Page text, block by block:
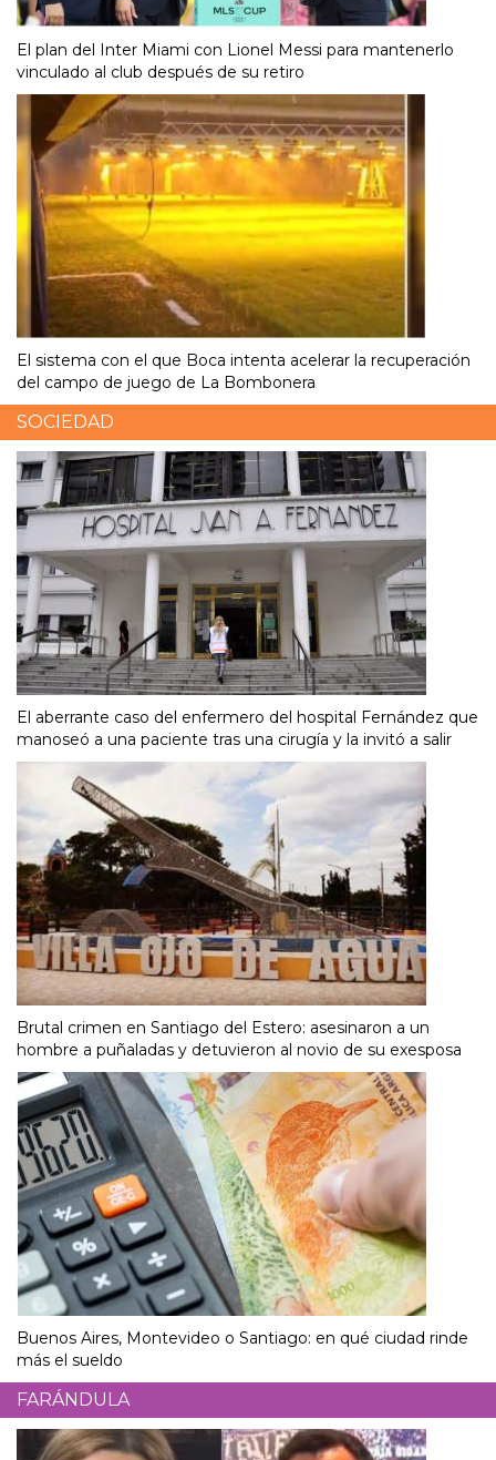
El plan del Inter Miami con Lionel Messi para mantenerlo
vinculado al club después de su retiro
El sistema con el que Boca intenta acelerar la recuperación
del campo de juego de La Bombonera
SOCIEDAD
El aberrante caso del enfermero del hospital Fernández que
manoseó a una paciente tras una cirugía y la invitó a salir
Brutal crimen en Santiago del Estero: asesinaron a un
hombre a puñaladas y detuvieron al novio de su exesposa
Buenos Aires, Montevideo o Santiago: en qué ciudad rinde
más el sueldo
FARÁNDULA